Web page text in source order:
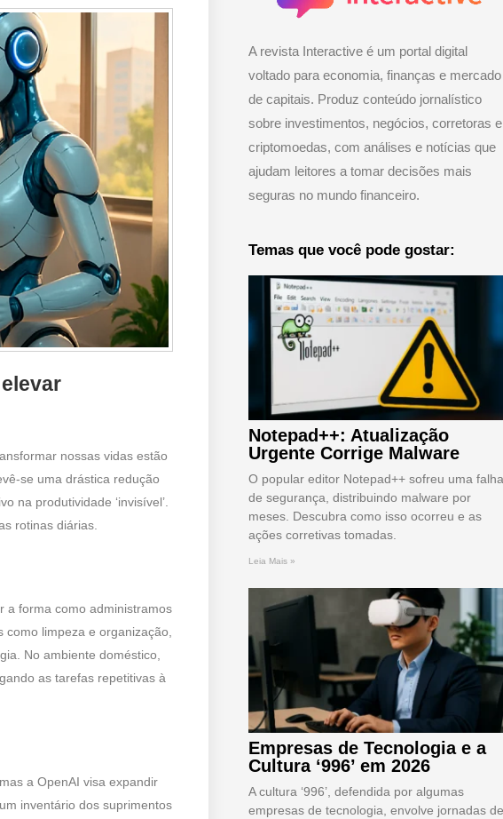
nossas vidas estão
se uma drástica redução
na produtividade ‘invisível’.
rotinas diárias.
a forma como administramos
como limpeza e organização,
No ambiente doméstico,
as tarefas repetitivas à
a OpenAI visa expandir
inventário dos suprimentos
A revista Interactive é um portal digital
voltado para economia, finanças e mercado
de capitais. Produz conteúdo jornalístico
sobre investimentos, negócios, corretoras e
criptomoedas, com análises e notícias que
ajudam leitores a tomar decisões mais
seguras no mundo financeiro.
Temas que você pode gostar:
Notepad++: Atualização
Urgente Corrige Malware
O popular editor Notepad++ sofreu uma falha
de segurança, distribuindo malware por
meses. Descubra como isso ocorreu e as
ações corretivas tomadas.
Leia Mais »
Empresas de Tecnologia e a
Cultura ‘996’ em 2026
A cultura ‘996’, defendida por algumas
empresas de tecnologia, envolve jornadas de